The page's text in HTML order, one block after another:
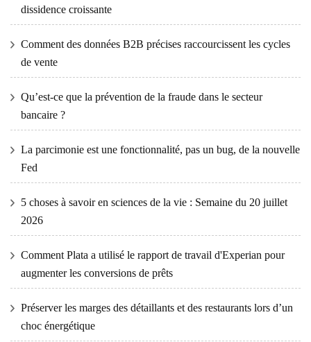
dissidence croissante
Comment des données B2B précises raccourcissent les cycles
de vente
Qu’est-ce que la prévention de la fraude dans le secteur
bancaire ?
La parcimonie est une fonctionnalité, pas un bug, de la nouvelle
Fed
5 choses à savoir en sciences de la vie : Semaine du 20 juillet
2026
Comment Plata a utilisé le rapport de travail d'Experian pour
augmenter les conversions de prêts
Préserver les marges des détaillants et des restaurants lors d’un
choc énergétique